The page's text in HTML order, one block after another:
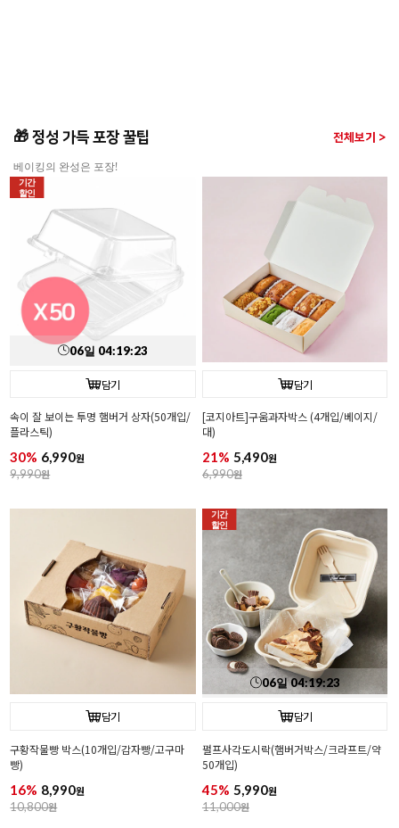
🎁 정성 가득 포장 꿀팁 전체보기 >
베이킹의 완성은 포장!
기간
할인
06일 04:19:22
담기
속이 잘 보이는 투명 햄버거 상자(50개입/
플라스틱)
30% 6,990원
9,990원
담기
[코지아트]구움과자박스 (4개입/베이지/
대)
21% 5,490원
6,990원
담기
구황작물빵 박스(10개입/감자빵/고구마
빵)
16% 8,990원
10,800원
기간
할인
06일04:19:22
담기
펄프사각도시락(햄버거박스/크라프트/약
50개입)
45% 5,990원
11,000원